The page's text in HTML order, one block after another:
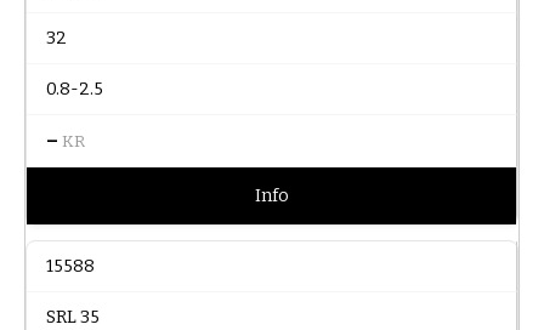
32
0.8-2.5
– KR
Info
15588
SRL 35